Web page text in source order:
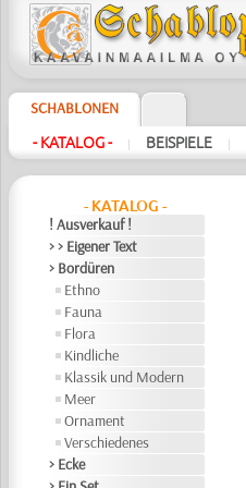
SCHABLONEN
- KATALOG - | BEISPIELE |
- KATALOG -
! Ausverkauf !
> > Eigener Text
> Bordüren
Ethno
Fauna
Flora
Kindliche
Klassik und Modern
Meer
Ornament
Verschiedenes
> Ecke